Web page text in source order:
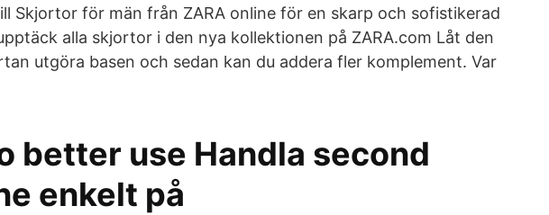
Skjortor för män från ZARA online för en skarp och sofistikerad
alla skjortor i den nya kollektionen på ZARA.com Låt den
utgöra basen och sedan kan du addera fler komplement. Var
better use Handla second
enkelt på